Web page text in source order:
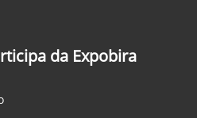
da Expobira